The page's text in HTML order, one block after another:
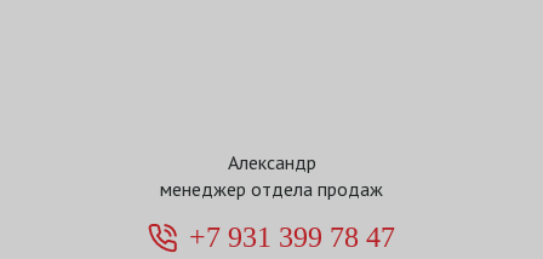
Александр
менеджер отдела продаж
+7 931 399 78 47